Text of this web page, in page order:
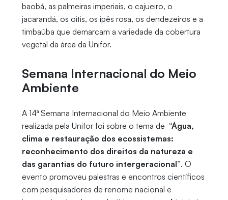
baobá, as palmeiras imperiais, o cajueiro, o
jacarandá, os oitis, os ipês rosa, os dendezeiros e a
timbaúba que demarcam a variedade da cobertura
vegetal da área da Unifor.
Semana Internacional do Meio
Ambiente
A 14ª Semana Internacional do Meio Ambiente
realizada pela Unifor foi sobre o tema de “Água,
clima e restauração dos ecossistemas:
reconhecimento dos direitos da natureza e
das garantias do futuro intergeracional”. O
evento promoveu palestras e encontros científicos
com pesquisadores de renome nacional e